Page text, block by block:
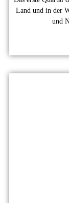
Land und in der
und